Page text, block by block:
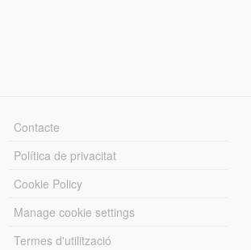
Contacte
Política de privacitat
Cookie Policy
Manage cookie settings
Termes d'utilització